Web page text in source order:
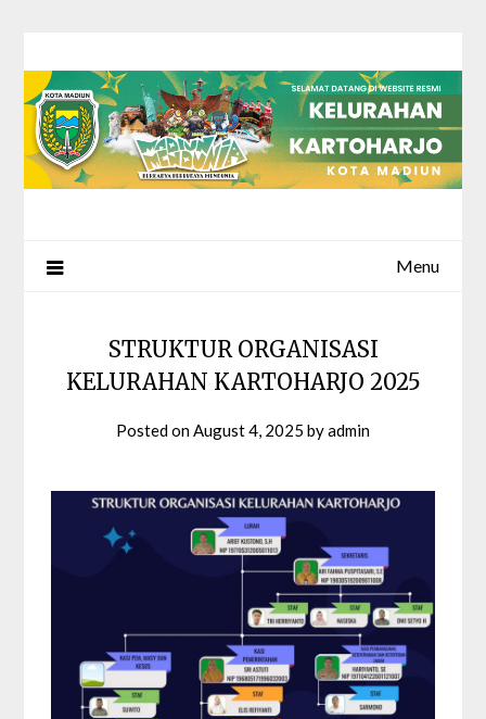
content
Menu
STRUKTUR ORGANISASI
KELURAHAN KARTOHARJO 2025
Posted onAugust 4, 2025 byadmin